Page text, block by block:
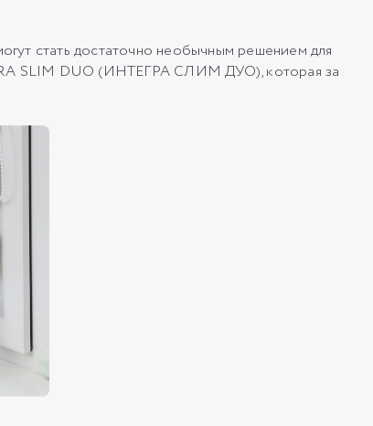
стать достаточно необычным решением для
SLIM DUO (ИНТЕГРА СЛИМ ДУО), которая за